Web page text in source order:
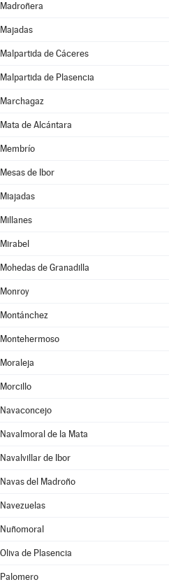
Madroñera
Majadas
Malpartida de Cáceres
Malpartida de Plasencia
Marchagaz
Mata de Alcántara
Membrío
Mesas de Ibor
Miajadas
Millanes
Mirabel
Mohedas de Granadilla
Monroy
Montánchez
Montehermoso
Moraleja
Morcillo
Navaconcejo
Navalmoral de la Mata
Navalvillar de Ibor
Navas del Madroño
Navezuelas
Nuñomoral
Oliva de Plasencia
Palomero